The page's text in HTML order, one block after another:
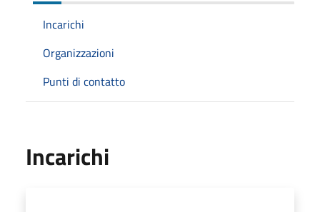
Incarichi
Organizzazioni
Punti di contatto
Incarichi